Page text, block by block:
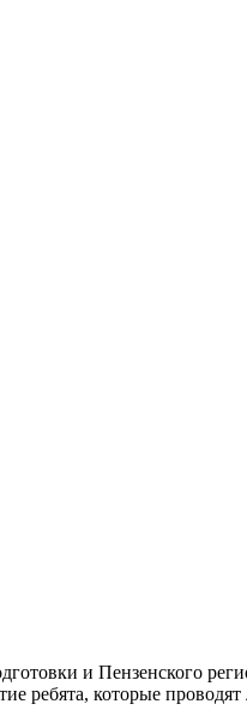
и Пензенского
ребята, которые